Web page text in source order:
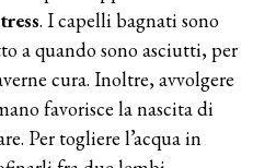
. I capelli bagnati sono
a quando sono asciutti, per
cura. Inoltre, avvolgere
favorisce la nascita di
Per togliere l’acqua in